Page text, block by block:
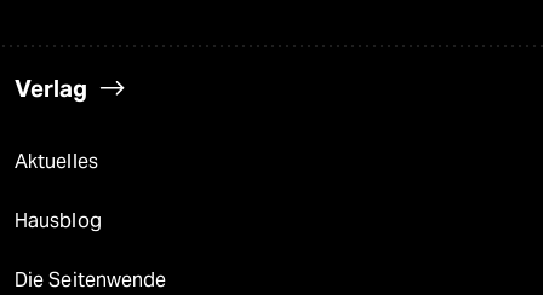
Verlag
Aktuelles
Hausblog
Die Seitenwende